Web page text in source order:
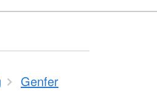
Genfer